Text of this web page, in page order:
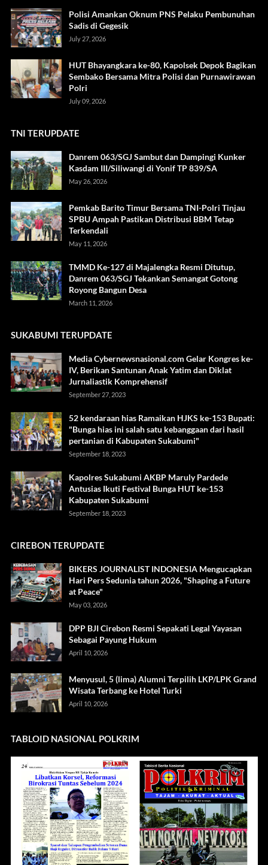
Polisi Amankan Oknum PNS Pelaku Pembunuhan
Sadis di Gegesik
July 27, 2026
HUT Bhayangkara ke-80, Kapolsek Depok Bagikan
Sembako Bersama Mitra Polisi dan Purnawirawan
Polri
July 09, 2026
TNI TERUPDATE
Danrem 063/SGJ Sambut dan Dampingi Kunker
Kasdam III/Siliwangi di Yonif TP 839/SA
May 26, 2026
Pemkab Barito Timur Bersama TNI-Polri Tinjau
SPBU Ampah Pastikan Distribusi BBM Tetap
Terkendali
May 11, 2026
TMMD Ke-127 di Majalengka Resmi Ditutup,
Danrem 063/SGJ Tekankan Semangat Gotong
Royong Bangun Desa
March 11, 2026
SUKABUMI TERUPDATE
Media Cybernewsnasional.com Gelar Kongres ke-
IV, Berikan Santunan Anak Yatim dan Diklat
Jurnaliastik Komprehensif
September 27, 2023
52 kendaraan hias Ramaikan HJKS ke-153 Bupati:
"Bunga hias ini salah satu kebanggaan dari hasil
pertanian di Kabupaten Sukabumi"
September 18, 2023
Kapolres Sukabumi AKBP Maruly Pardede
Antusias Ikuti Festival Bunga HUT ke-153
Kabupaten Sukabumi
September 18, 2023
CIREBON TERUPDATE
BIKERS JOURNALIST INDONESIA Mengucapkan
Hari Pers Sedunia tahun 2026, "Shaping a Future
at Peace"
May 03, 2026
DPP BJI Cirebon Resmi Sepakati Legal Yayasan
Sebagai Payung Hukum
April 10, 2026
Menyusul, 5 (lima) Alumni Terpilih LKP/LPK Grand
Wisata Terbang ke Hotel Turki
April 10, 2026
TABLOID NASIONAL POLKRIM